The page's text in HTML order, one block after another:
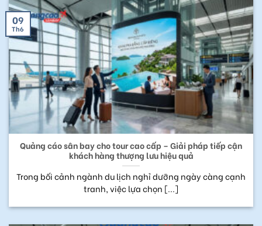
Quảng cáo sân bay cho tour cao cấp – Giải pháp tiếp cận
khách hàng thượng lưu hiệu quả
Trong bối cảnh ngành du lịch nghỉ dưỡng ngày càng cạnh
tranh, việc lựa chọn [...]
09
Th6